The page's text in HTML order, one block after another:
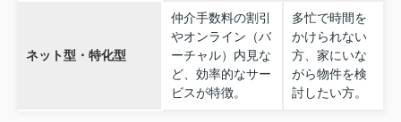
ネット型・特化型
仲介手数料の割引
やオンライン（バ
ーチャル）内見な
ど、効率的なサー
ビスが特徴。
多忙で時間を
かけられない
方、家にいな
がら物件を検
討したい方。